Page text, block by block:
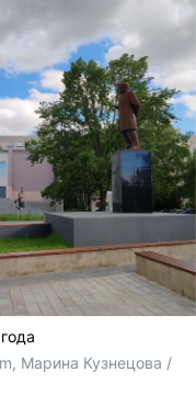
Марина Кузнецова /